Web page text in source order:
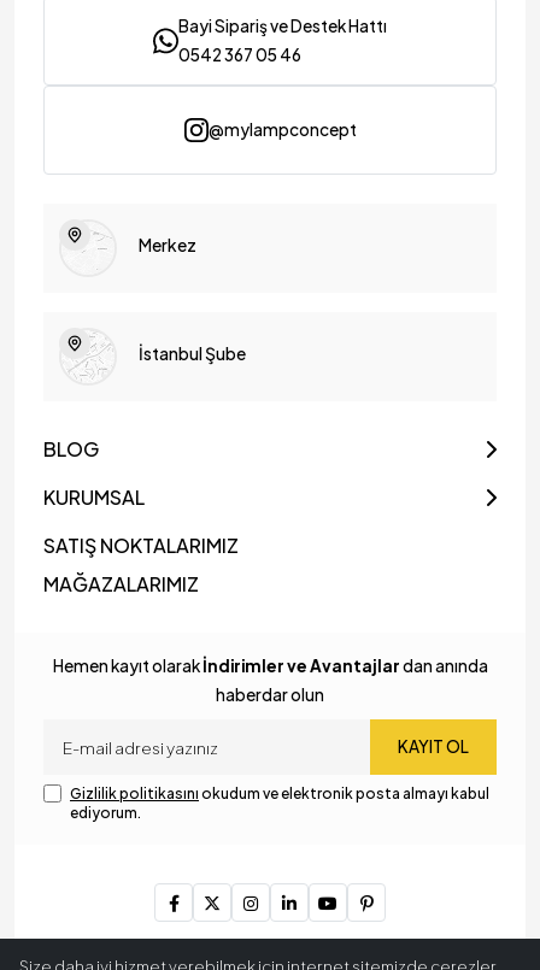
Bayi Sipariş ve Destek Hattı
0542 367 05 46
@mylampconcept
Merkez
İstanbul Şube
BLOG
KURUMSAL
SATIŞ NOKTALARIMIZ
MAĞAZALARIMIZ
Hemen kayıt olarakİndirimler ve Avantajlardan anında
haberdar olun
KAYIT OL
Gizlilik politikasını okudum ve elektronik posta almayı kabul
ediyorum.